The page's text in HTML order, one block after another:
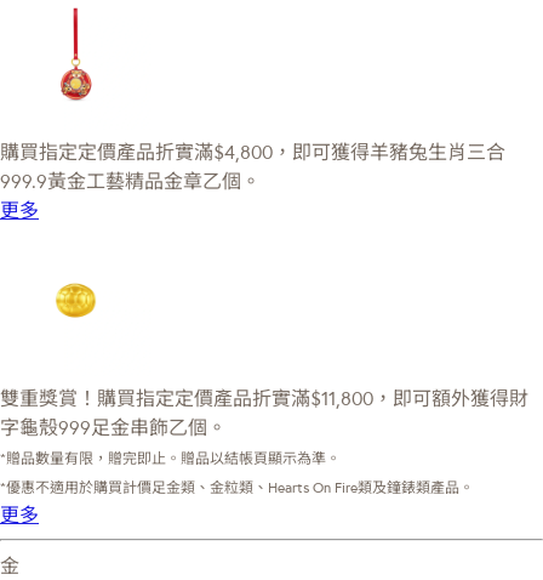
購買指定定價產品折實滿$4,800，即可獲得羊豬兔生肖三合
999.9黃金工藝精品金章乙個。
更多
雙重獎賞！購買指定定價產品折實滿$11,800，即可額外獲得財
字龜殼999足金串飾乙個。
*贈品數量有限，贈完即止。贈品以結帳頁顯示為準。
*優惠不適用於購買計價足金類、金粒類、Hearts On Fire類及鐘錶類產品。
更多
金